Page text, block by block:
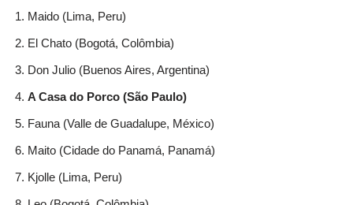
Maido (Lima, Peru)
El Chato (Bogotá, Colômbia)
Don Julio (Buenos Aires, Argentina)
A Casa do Porco (São Paulo)
Fauna (Valle de Guadalupe, México)
Maito (Cidade do Panamá, Panamá)
Kjolle (Lima, Peru)